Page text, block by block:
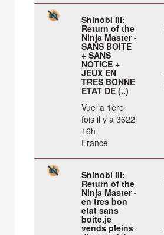
Shinobi III:
Return of the
Ninja Master -
SANS BOITE
+ SANS
NOTICE +
JEUX EN
TRES BONNE
ETAT DE (..)
Vue la 1ère
fois il y a 3622j
16h
France
Shinobi III:
Return of the
Ninja Master -
en tres bon
etat sans
boite.je
vends pleins